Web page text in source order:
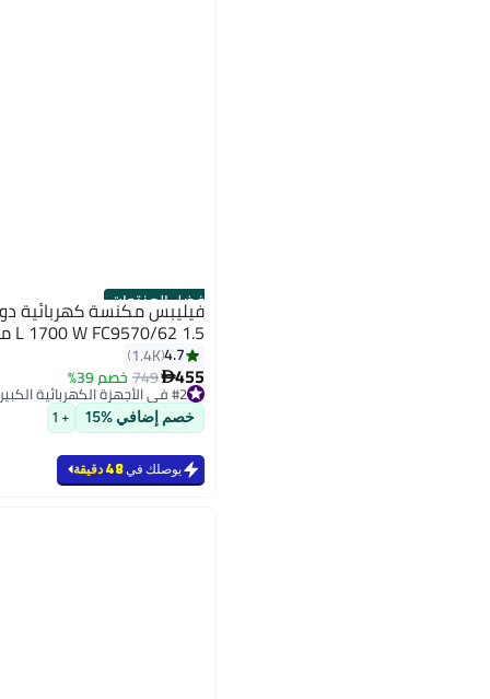
أفضل المنتجات
فيليبس مكنسة كهربائية
1.5 L 1700 W FC9570/62 متعدد الألوان
4.7
1.4K
455
749 خصم 39% #2 في الأجهزة الكهربائية الكبيرة
بتخلّص بسرعة
#2 في الأجهزة الكهربائية الكبيرة
خصم إضافي %15 + 1
يوصلك في48 دقيقة